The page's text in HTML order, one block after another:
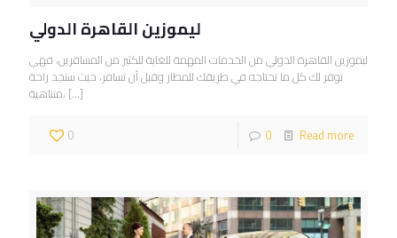
ليموزين القاهرة الدولي
ليموزين القاهرة الدولي من الخدمات المهمة للغاية للكثير من المسافرين، فهي
توفر لك كل ما تحتاجه في طريقك للمطار وقبل أن تسافر، حيث ستجد راحة
متناهية، […]
0
0 Read more